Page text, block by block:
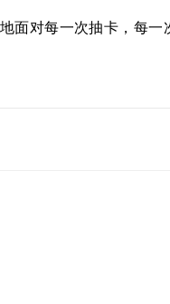
面对每一次抽卡，每一